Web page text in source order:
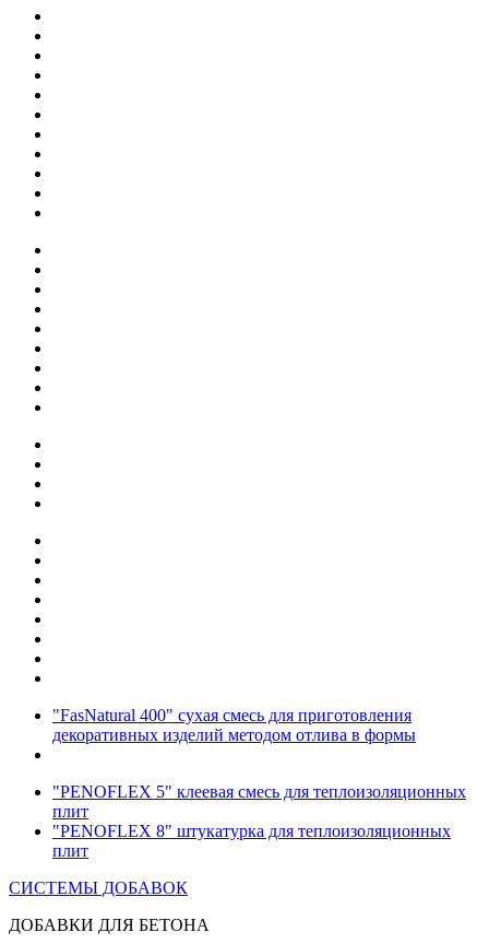
"FasNatural 400" сухая смесь для приготовления
декоративных изделий методом отлива в формы
"PENOFLEX 5" клеевая смесь для теплоизоляционных
плит
"PENOFLEX 8" штукатурка для теплоизоляционных
плит
СИСТЕМЫ ДОБАВОК
ДОБАВКИ ДЛЯ БЕТОНА